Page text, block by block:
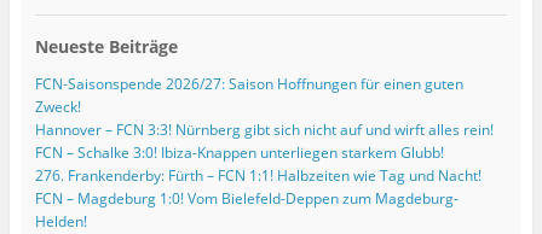
Neueste Beiträge
FCN-Saisonspende 2026/27: Saison Hoffnungen für einen guten
Zweck!
Hannover – FCN 3:3! Nürnberg gibt sich nicht auf und wirft alles rein!
FCN – Schalke 3:0! Ibiza-Knappen unterliegen starkem Glubb!
276. Frankenderby: Fürth – FCN 1:1! Halbzeiten wie Tag und Nacht!
FCN – Magdeburg 1:0! Vom Bielefeld-Deppen zum Magdeburg-
Helden!